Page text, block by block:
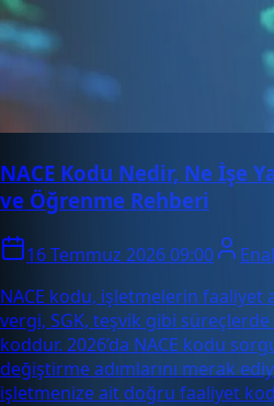
NACE Kodu Nedir, Ne İşe
ve Öğrenme Rehberi
16 Temmuz 2026 09:00
NACE kodu, işletmelerin faaliyet
vergi, SGK, teşvik gibi
koddur. 2026’da NACE kodu
değiştirme adımlarını merak
işletmenize ait doğru faaliyet